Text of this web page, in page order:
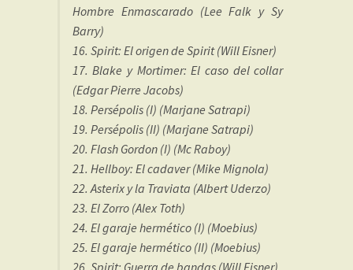
Hombre Enmascarado (Lee Falk y Sy
Barry)
16. Spirit: El origen de Spirit (Will Eisner)
17. Blake y Mortimer: El caso del collar
(Edgar Pierre Jacobs)
18. Persépolis (I) (Marjane Satrapi)
19. Persépolis (II) (Marjane Satrapi)
20. Flash Gordon (I) (Mc Raboy)
21. Hellboy: El cadaver (Mike Mignola)
22. Asterix y la Traviata (Albert Uderzo)
23. El Zorro (Alex Toth)
24. El garaje hermético (I) (Moebius)
25. El garaje hermético (II) (Moebius)
26. Spirit: Guerra de bandas (Will Eisner)